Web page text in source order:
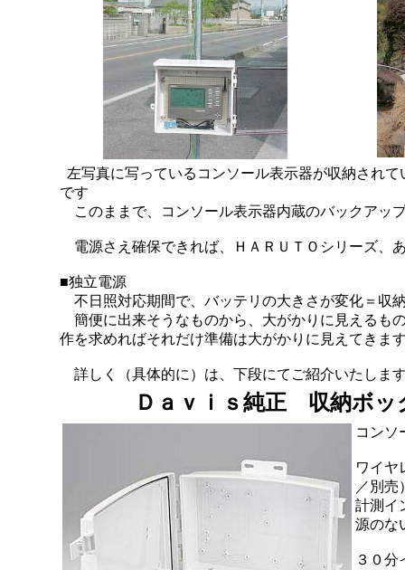
左写真に写っているコンソール表示器が収納され
です
このままで、コンソール表示器内蔵のバックアッ
電源さえ確保できれば、ＨＡＲＵＴＯシリーズ、
■独立電源
不日照対応期間で、バッテリの大きさが変化＝収
簡便に出来そうなものから、大がかりに見えるも
作を求めればそれだけ準備は大がかりに見えてきま
詳しく（具体的に）は、下段にてご紹介いたしま
Ｄａｖｉｓ純正 収納ボ
コンソ
ワイヤ
／別売
計測イ
源のな
３０